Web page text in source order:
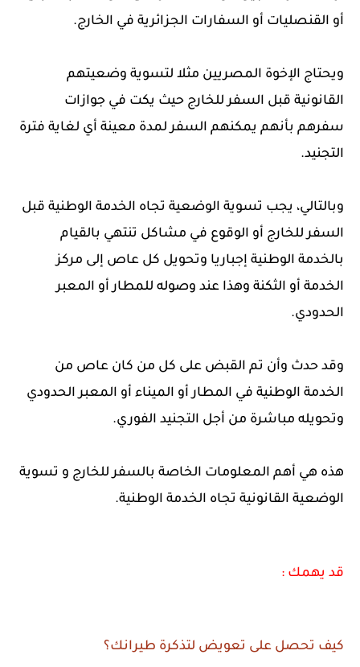
أو القنصليات أو السفارات الجزائرية في الخارج.
ويحتاج الإخوة المصريين مثلا لتسوية وضعيتهم
القانونية قبل السفر للخارج حيث يكت في جوازات
سفرهم بأنهم يمكنهم السفر لمدة معينة أي لغاية فترة
التجنيد.
وبالتالي، يجب تسوية الوضعية تجاه الخدمة الوطنية قبل
السفر للخارج أو الوقوع في مشاكل تنتهي بالقيام
بالخدمة الوطنية إجباريا وتحويل كل عاص إلى مركز
الخدمة أو الثكنة وهذا عند وصوله للمطار أو المعبر
الحدودي.
وقد حدث وأن تم القبض على كل من كان عاص من
الخدمة الوطنية في المطار أو الميناء أو المعبر الحدودي
وتحويله مباشرة من أجل التجنيد الفوري.
هذه هي أهم المعلومات الخاصة بالسفر للخارج و تسوية
الوضعية القانونية تجاه الخدمة الوطنية.
قد يهمك :
كيف تحصل على تعويض لتذكرة طيرانك؟